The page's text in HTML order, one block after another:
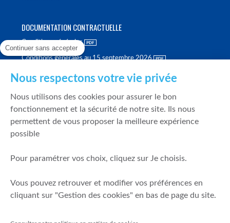
DOCUMENTATION CONTRACTUELLE
Conditions générales
Conditions générales au 15 septembre 2026
Politique de meilleure sélection
Politique de durabilité
Fonds de garantie des dépôts et de résolution
Mentions légales
Prévention de la fraude
Continuer sans accepter
Nous respectons votre vie privée
Nous utilisons des cookies pour assurer le bon
fonctionnement et la sécurité de notre site. Ils nous
permettent de vous proposer la meilleure expérience
possible
Pour paramétrer vos choix, cliquez sur Je choisis.
Vous pouvez retrouver et modifier vos préférences en
cliquant sur "Gestion des cookies" en bas de page du site.